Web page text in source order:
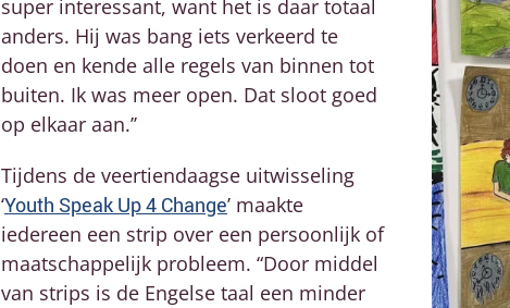
super interessant, want het is daar totaal
anders. Hij was bang iets verkeerd te
doen en kende alle regels van binnen tot
buiten. Ik was meer open. Dat sloot goed
op elkaar aan.’’
Tijdens de veertiendaagse uitwisseling
‘Youth Speak Up 4 Change’ maakte
iedereen een strip over een persoonlijk of
maatschappelijk probleem. “Door middel
van strips is de Engelse taal een minder